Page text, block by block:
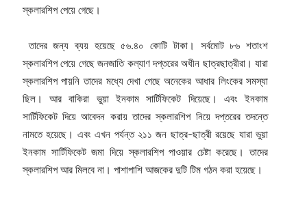
স্কলারশিপ পেয়ে গেছে।
তাদের জন্য ব্যয় হয়েছে ৫৬.৪০ কোটি টাকা। সর্বমোট ৮৬ শতাংশ
স্কলারশিপ পেয়ে গেছে জনজাতি কল্যাণ দপ্তরের অধীন ছাত্রছাত্রীরা। যারা
স্কলারশিপ পায়নি তাদের মধ্যে দেখা গেছে অনেকের আধার লিংকের সমস্যা
ছিল। আর বাকিরা ভুয়া ইনকাম সার্টিফিকেট দিয়েছে। এবং ইনকাম
সার্টিফিকেট দিয়ে আবেদন করায় তাদের স্কলারশিপ নিয়ে দপ্তরের তদন্তে
নামতে হয়েছে। এবং এখন পর্যন্ত ২১১ জন ছাত্র-ছাত্রী রয়েছে যারা ভুয়া
ইনকাম সার্টিফিকেট জমা দিয়ে স্কলারশিপ পাওয়ার চেষ্টা করেছে। তাদের
স্কলারশিপ আর মিলবে না। পাশাপাশি আজকের দুটি টিম গঠন করা হয়েছে।